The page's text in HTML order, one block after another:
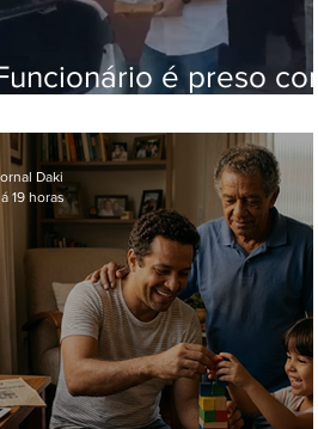
é preso com
Hospital do Andaraí
Daki
19 horas